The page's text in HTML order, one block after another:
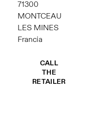
71300
MONTCEAU
LES MINES
Francia
CALL
THE
RETAILER